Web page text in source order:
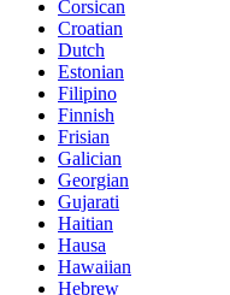
Corsican
Croatian
Dutch
Estonian
Filipino
Finnish
Frisian
Galician
Georgian
Gujarati
Haitian
Hausa
Hawaiian
Hebrew